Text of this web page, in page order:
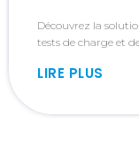
Découvrez la
tests de charge et
LIRE PLUS